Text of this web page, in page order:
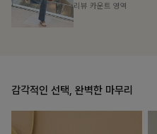
감각적인 선택, 완벽한 마무리